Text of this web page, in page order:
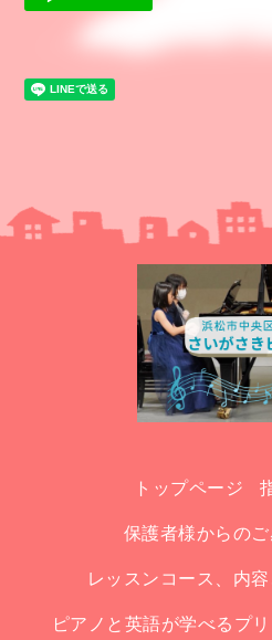
トップページ
保護者様からの
レッスンコース、内
ピアノと英語が学べるプ